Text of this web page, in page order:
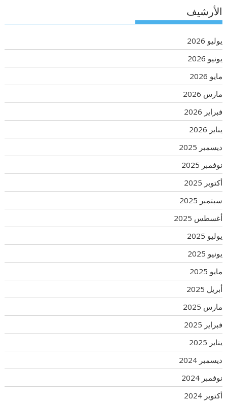
الأرشيف
يوليو 2026
يونيو 2026
مايو 2026
مارس 2026
فبراير 2026
يناير 2026
ديسمبر 2025
نوفمبر 2025
أكتوبر 2025
سبتمبر 2025
أغسطس 2025
يوليو 2025
يونيو 2025
مايو 2025
أبريل 2025
مارس 2025
فبراير 2025
يناير 2025
ديسمبر 2024
نوفمبر 2024
أكتوبر 2024